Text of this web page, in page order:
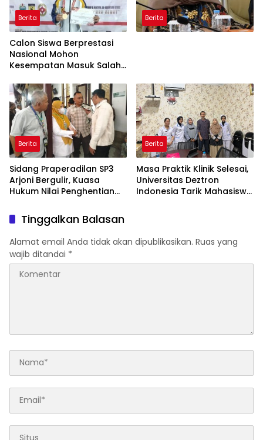
Berita
Calon Siswa Berprestasi
Nasional Mohon
Kesempatan Masuk Salah
Berita
Berita
Sidang Praperadilan SP3
Arjoni Bergulir, Kuasa
Hukum Nilai Penghentian
Berita
Masa Praktik Klinik Selesai,
Universitas Deztron
Indonesia Tarik Mahasiswa
Tinggalkan Balasan
Alamat email Anda tidak akan dipublikasikan. Ruas yang
wajib ditandai *